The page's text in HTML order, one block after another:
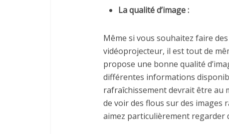
La qualité d’image :
Même si vous souhaitez faire
vidéoprojecteur, il est tout de
propose une bonne qualité
différentes informations
rafraîchissement devrait être au
de voir des flous sur des images
aimez particulièrement regarder